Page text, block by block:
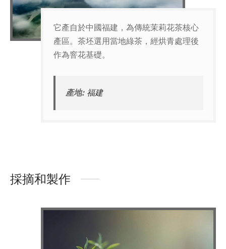
它產自於中國福建，為傳統茉莉花茶核心
產區。茶坯選用當地綠茶，經烘青處理後
作為窨花基礎。
產地: 福建
採摘和製作